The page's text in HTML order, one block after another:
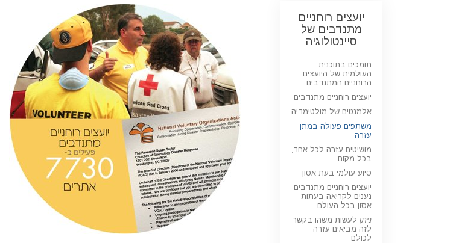
יועצים רוחניים
מתנדבים של
סיינטולוגיה
תומכים בתוכנית
העולמית של היועצים
הרוחניים המתנדבים
יועצים רוחניים מתנדבים
אלמנטים של מולטימדיה
משתפים פעולה במתן
עזרה
מושיטים עזרה לכל אחד,
בכל מקום
סיוע עולמי בעת אסון
יועצים רוחניים מתנדבים
נענים לקריאה בעתות
אסון בכל העולם
ניתן לעשות משהו בקשר
לזה מביאים עזרה
לכולם